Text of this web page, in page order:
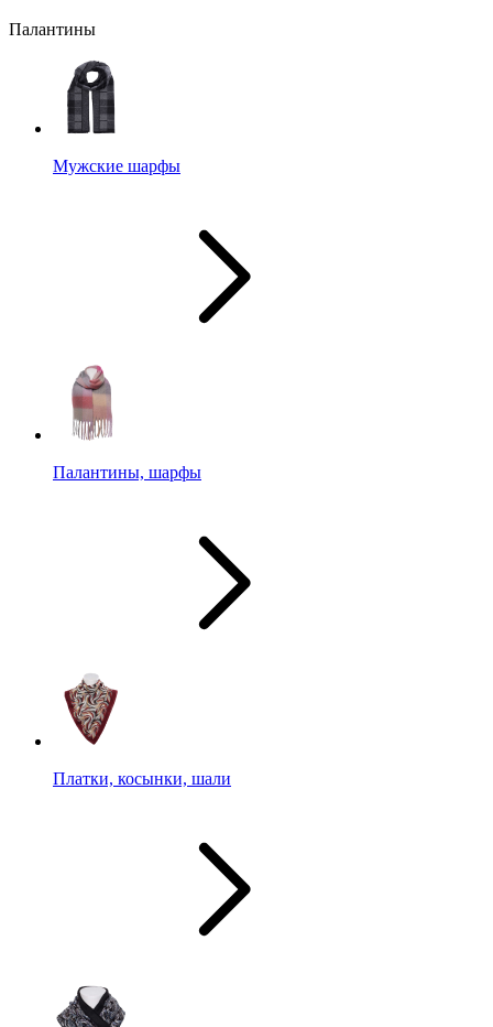
Палантины
Мужские шарфы
Палантины, шарфы
Платки, косынки, шали